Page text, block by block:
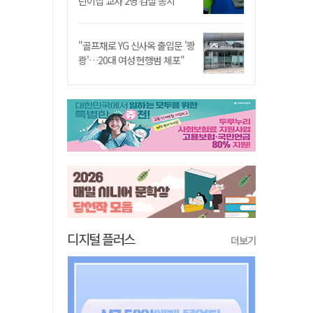
"골프채로 YG 신사옥 출입문 '쾅
쾅'…20대 여성 현행범 체포"
디지털 플러스 더보기